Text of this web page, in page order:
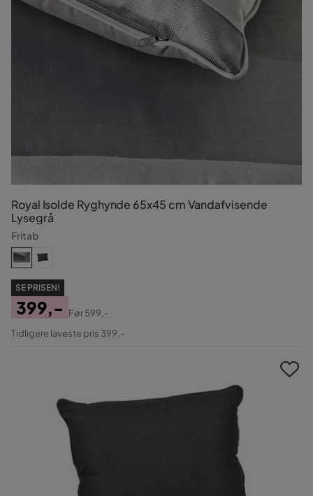
Royal Isolde Ryghynde 65x45 cm Vandafvisende
Lysegrå
Fritab
SE PRISEN!
Pris
399,-
Original
Før599,-
Tidligere laveste pris 399,-